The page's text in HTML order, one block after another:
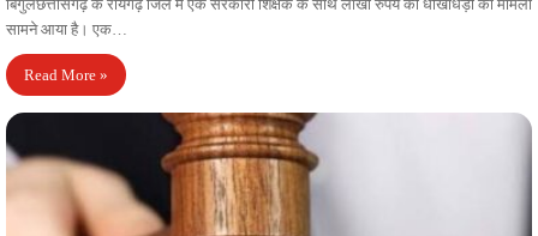
बिगुलछत्तीसगढ़ के रायगढ़ जिले में एक सरकारी शिक्षक के साथ लाखों रुपये की धोखाधड़ी का मामला
सामने आया है। एक…
Read More »